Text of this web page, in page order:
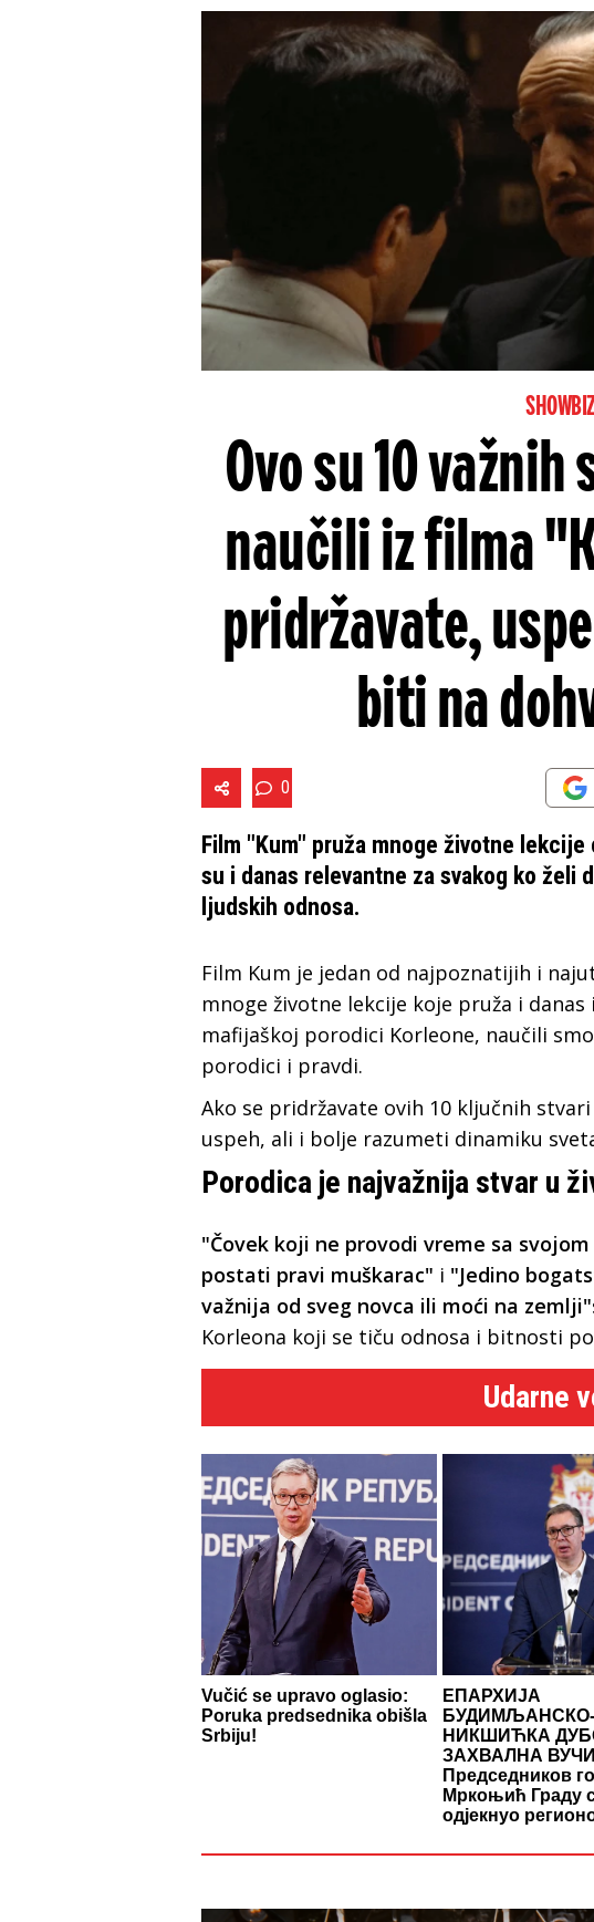
Ovo su 10
naučili iz filma
pridržavate,
biti na
0
Film "Kum" pruža mnoge životne
su i danas relevantne za svakog ko želi
ljudskih odnosa.
Film Kum je jedan od najpoznatijih i
mnoge životne lekcije koje pruža i
mafijaškoj porodici Korleone, naučili
porodici i pravdi.
Ako se pridržavate ovih 10 ključnih
uspeh, ali i bolje razumeti dinamiku
Porodica je najvažnija stvar u
"Čovek koji ne provodi vreme sa
postati pravi muškarac" i "Jedino
važnija od sveg novca ili moći na zemlji"
Korleona koji se tiču odnosa i bitnosti
Udarne
Vučić se upravo oglasio:
Poruka predsednika obišla
Srbiju!
ЕПАРХИЈА
БУДИМЉАНСКО-
НИКШИЋКА
ЗАХВАЛНА
Председников
Мркоњић Граду
одјекнуо